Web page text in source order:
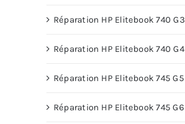
Réparation HP Elitebook 740 G3
Réparation HP Elitebook 740 G4
Réparation HP Elitebook 745 G5
Réparation HP Elitebook 745 G6